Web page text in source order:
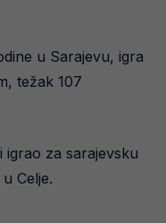
u Sarajevu, igra
težak 107
igrao za sarajevsku
Celje.